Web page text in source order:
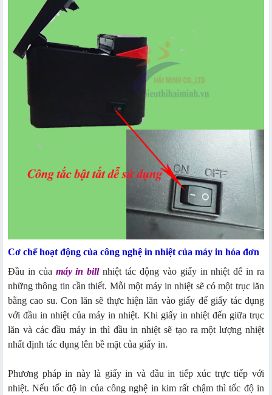
Cơ chế hoạt động của công nghệ in nhiệt của máy in hóa đơn
Đầu in của máy in billnhiệt tác động vào giấy in nhiệt để in ra
những thông tin cần thiết. Mỗi một máy in nhiệt sẽ có một trục lăn
bằng cao su. Con lăn sẽ thực hiện lăn vào giấy để giấy tác dụng
với đầu in nhiệt của máy in nhiệt. Khi giấy in nhiệt đến giữa trục
lăn và các đầu máy in thì đầu in nhiệt sẽ tạo ra một lượng nhiệt
nhất định tác dụng lên bề mặt của giấy in.
Phương pháp in này là giấy in và đầu in tiếp xúc trực tiếp với
nhiệt. Nếu tốc độ in của công nghệ in kim rất chậm thì tốc độ in